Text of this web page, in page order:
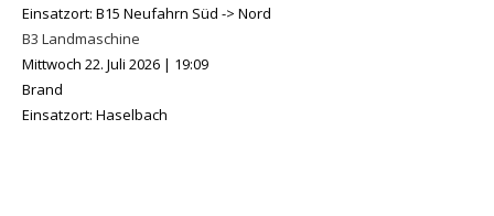
Einsatzort: B15 Neufahrn Süd -> Nord
B3 Landmaschine
Mittwoch 22. Juli 2026 | 19:09
Brand
Einsatzort: Haselbach